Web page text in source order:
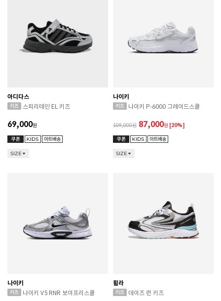
아디다스
스피리테인 EL 키즈
69,000원
SIZE
나이키
나이키 P-6000 그레이드스쿨
109,000 87,000원 [20%]
SIZE
나이키
나이키 V5 RNR 보이프리스쿨
휠라
데이즈 런 키즈